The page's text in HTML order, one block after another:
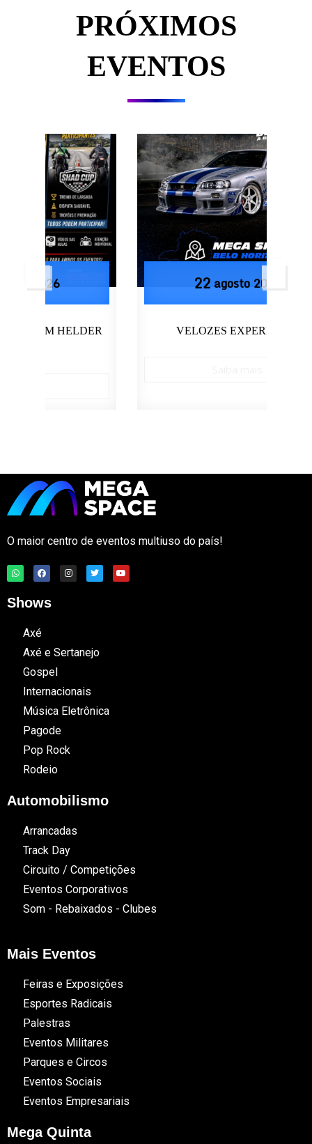
PRÓXIMOS
EVENTOS
22 agosto 2026
VELOZES EXPERIENCE
O maior centro de eventos multiuso do país!
Shows
Axé
Axé e Sertanejo
Gospel
Internacionais
Música Eletrônica
Pagode
Pop Rock
Rodeio
Automobilismo
Arrancadas
Track Day
Circuito / Competições
Eventos Corporativos
Som - Rebaixados - Clubes
Mais Eventos
Feiras e Exposições
Esportes Radicais
Palestras
Eventos Militares
Parques e Circos
Eventos Sociais
Eventos Empresariais
Mega Quinta